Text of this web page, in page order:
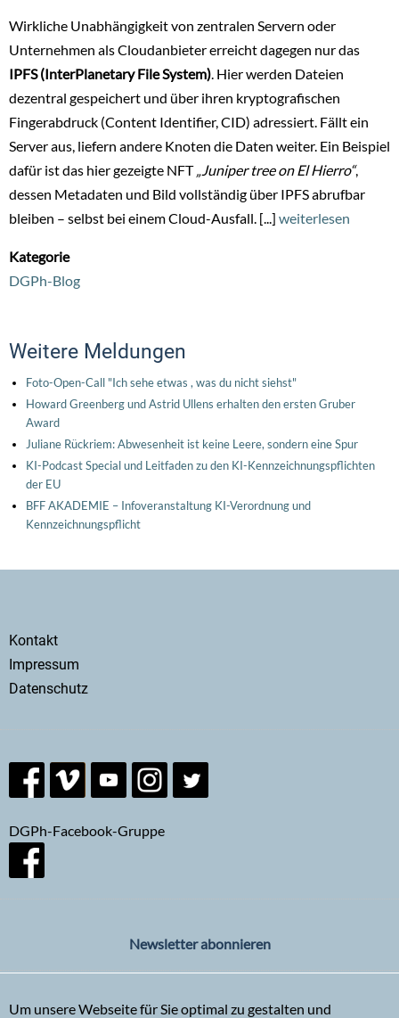
Wirkliche Unabhängigkeit von zentralen Servern oder
Unternehmen als Cloudanbieter erreicht dagegen nur das
IPFS (InterPlanetary File System) . Hier werden Dateien
dezentral gespeichert und über ihren kryptografischen
Fingerabdruck (Content Identifier, CID) adressiert. Fällt ein
Server aus, liefern andere Knoten die Daten weiter. Ein Beispiel
dafür ist das hier gezeigte NFT
„Juniper tree on El Hierro“,
dessen Metadaten und Bild vollständig über IPFS abrufbar
bleiben – selbst bei einem Cloud-Ausfall. [...] weiterlesen
Kategorie
DGPh-Blog
Weitere Meldungen
Foto-Open-Call "Ich sehe etwas , was du nicht siehst"
Howard Greenberg und Astrid Ullens erhalten den ersten Gruber
Award
Juliane Rückriem: Abwesenheit ist keine Leere, sondern eine Spur
KI-Podcast Special und Leitfaden zu den KI-Kennzeichnungspflichten
der EU
BFF AKADEMIE – Infoveranstaltung KI-Verordnung und
Kennzeichnungspflicht
Secondary
menu
Kontakt
Impressum
Datenschutz
DGPh-Facebook-Gruppe
Newsletter abonnieren
Um unsere Webseite für Sie optimal zu gestalten und